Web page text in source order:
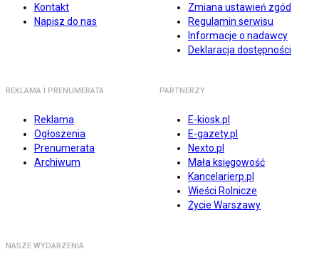
Kontakt
Napisz do nas
Zmiana ustawień zgód
Regulamin serwisu
Informacje o nadawcy
Deklaracja dostępności
REKLAMA I PRENUMERATA
Reklama
Ogłoszenia
Prenumerata
Archiwum
PARTNERZY
E-kiosk.pl
E-gazety.pl
Nexto.pl
Mała księgowość
Kancelarierp.pl
Wieści Rolnicze
Życie Warszawy
NASZE WYDARZENIA